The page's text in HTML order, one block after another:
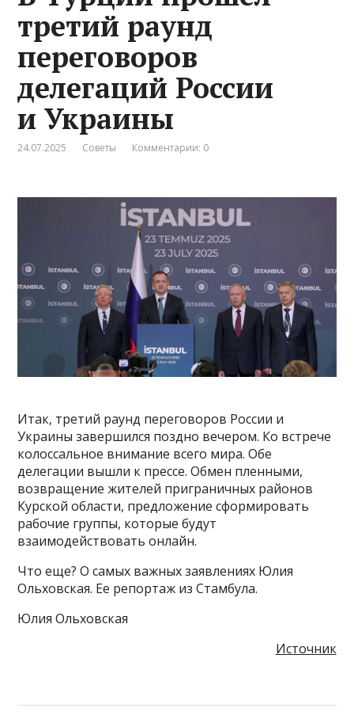
третий раунд
переговоров
делегаций России
и Украины
24.07.2025 Советы Комментарии: 0
Итак, третий раунд переговоров России и
Украины завершился поздно вечером. Ко встрече
колоссальное внимание всего мира. Обе
делегации вышли к прессе. Обмен пленными,
возвращение жителей приграничных районов
Курской области, предложение сформировать
рабочие группы, которые будут
взаимодействовать онлайн.
Что еще? О самых важных заявлениях Юлия
Ольховская. Ее репортаж из Стамбула.
Юлия Ольховская
Источник